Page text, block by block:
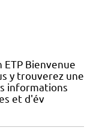
Bienvenue
y trouverez une
informations
et d'év